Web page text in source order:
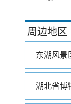
周边地区
东湖风景
湖北省博